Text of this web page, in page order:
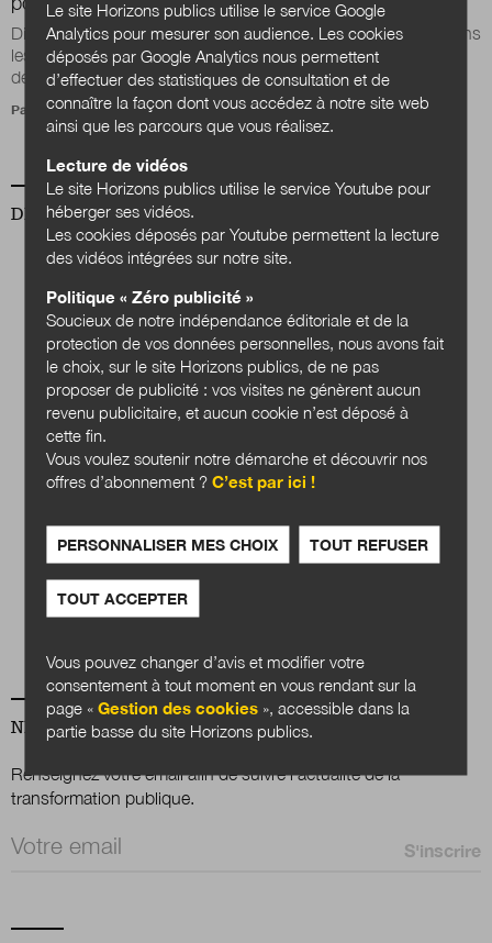
Dispositif inédit destiné à financer la transition écologique dans
les territoires, le « Fonds vert » est doté de 2 milliards d’euros
de crédits. Une...
Par Simon Brenot
DERNIER NUMÉRO
Quels services
publics en 2040 ?
NEWSLETTER
Renseignez votre email afin de suivre l'actualité de la
transformation publique.
Email *
Le site Horizons publics utilise le service Google
Analytics pour mesurer son audience. Les cookies
déposés par Google Analytics nous permettent
d’effectuer des statistiques de consultation et de
connaître la façon dont vous accédez à notre site web
ainsi que les parcours que vous réalisez.
Lecture de vidéos
Le site Horizons publics utilise le service Youtube pour
héberger ses vidéos.
Les cookies déposés par Youtube permettent la lecture
des vidéos intégrées sur notre site.
Politique « Zéro publicité »
Soucieux de notre indépendance éditoriale et de la
protection de vos données personnelles, nous avons fait
le choix, sur le site Horizons publics, de ne pas
proposer de publicité : vos visites ne génèrent aucun
revenu publicitaire, et aucun cookie n’est déposé à
cette fin.
Vous voulez soutenir notre démarche et découvrir nos
offres d’abonnement ?C’est par ici !
PERSONNALISER MES CHOIX TOUT REFUSER
TOUT ACCEPTER
Vous pouvez changer d’avis et modifier votre
consentement à tout moment en vous rendant sur la
page «Gestion des cookies », accessible dans la
partie basse du site Horizons publics.